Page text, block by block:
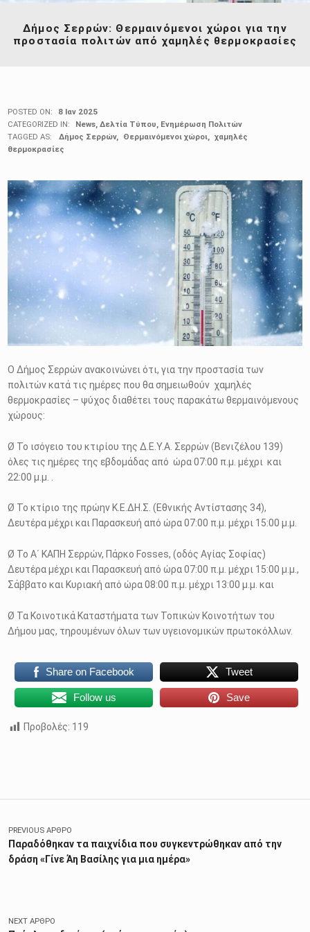
Δήμος Σερρών: Θερμαινόμενοι χώροι για την
προστασία πολιτών από χαμηλές θερμοκρασίες
POSTED ON:
8 Ιαν 2025
CATEGORIZED IN:
News, Δελτία Τύπου Ενημέρωση Πολιτών
TAGGED AS:
Δήμος Σερρών Θερμαινόμενοι χώροι
χαμηλές
θερμοκρασίες
Ο Δήμος Σερρών ανακοινώνει ότι, για την προστασία των
πολιτών κατά τις ημέρες που θα σημειωθούν χαμηλές
θερμοκρασίες – ψύχος διαθέτει τους παρακάτω θερμαινόμενους
χώρους:
Ø Το ισόγειο του κτιρίου της Δ.Ε.Υ.Α. Σερρών (Βενιζέλου 139)
όλες τις ημέρες της εβδομάδας από ώρα 07:00 π.μ. μέχρι και
22:00 μ.μ. .
Ø Το κτίριο της πρώην Κ.Ε.ΔΗ.Σ. (Εθνικής Αντίστασης 34),
Δευτέρα μέχρι και Παρασκευή από ώρα 07:00 π.μ. μέχρι 15:00 μ.μ.
Ø Το Α΄ ΚΑΠΗ Σερρών, Πάρκο Fosses, (οδός Αγίας Σοφίας)
Δευτέρα μέχρι και Παρασκευή από ώρα 07:00 π.μ. μέχρι 15:00 μ.μ.,
Σάββατο και Κυριακή από ώρα 08:00 π.μ. μέχρι 13:00 μ.μ. και
Ø Τα Κοινοτικά Καταστήματα των Τοπικών Κοινοτήτων του
Δήμου μας, τηρουμένων όλων των υγειονομικών πρωτοκόλλων.
Share on Facebook Tweet
Follow us Save
Προβολές: 119
Πλοήγηση άρθρων
PREVIOUS ΆΡΘΡΟ
Παραδόθηκαν τα παιχνίδια που συγκεντρώθηκαν από την
δράση «Γίνε Άη Βασίλης για μια ημέρα»
NEXT ΆΡΘΡΟ